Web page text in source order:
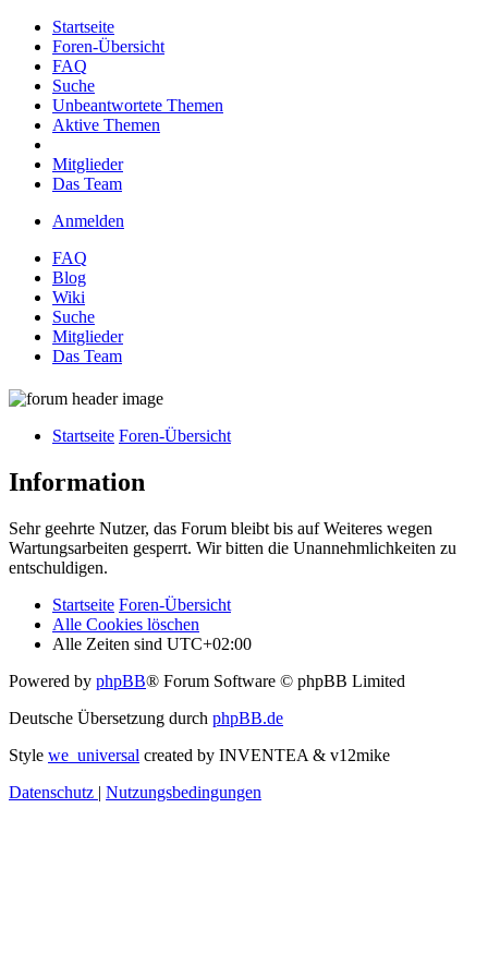
Startseite
Foren-Übersicht
FAQ
Suche
Unbeantwortete Themen
Aktive Themen
Mitglieder
Das Team
Anmelden
FAQ
Blog
Wiki
Suche
Mitglieder
Das Team
Startseite Foren-Übersicht
Information
Sehr geehrte Nutzer, das Forum bleibt bis auf Weiteres wegen
Wartungsarbeiten gesperrt. Wir bitten die Unannehmlichkeiten zu
entschuldigen.
Startseite Foren-Übersicht
Alle Cookies löschen
Alle Zeiten sind UTC+02:00
Powered by phpBB® Forum Software © phpBB Limited
Deutsche Übersetzung durch phpBB.de
Style we_universal created by INVENTEA & v12mike
Datenschutz | Nutzungsbedingungen